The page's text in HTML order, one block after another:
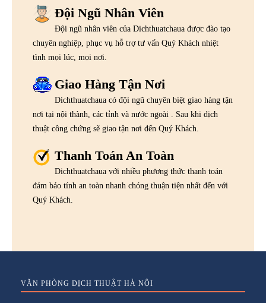
Đội Ngũ Nhân Viên
Đội ngũ nhân viên của Dichthuatchaua được đào tạo
chuyên nghiệp, phục vụ hỗ trợ tư vấn Quý Khách nhiệt
tình mọi lúc, mọi nơi.
Giao Hàng Tận Nơi
Dichthuatchaua có đội ngũ chuyên biệt giao hàng tận
nơi tại nội thành, các tỉnh và nước ngoài . Sau khi dịch
thuật công chứng sẽ giao tận nơi đến Quý Khách.
Thanh Toán An Toàn
Dichthuatchaua với nhiều phương thức thanh toán
đảm bảo tính an toàn nhanh chóng thuận tiện nhất đến với
Quý Khách.
VĂN PHÒNG DỊCH THUẬT HÀ NỘI